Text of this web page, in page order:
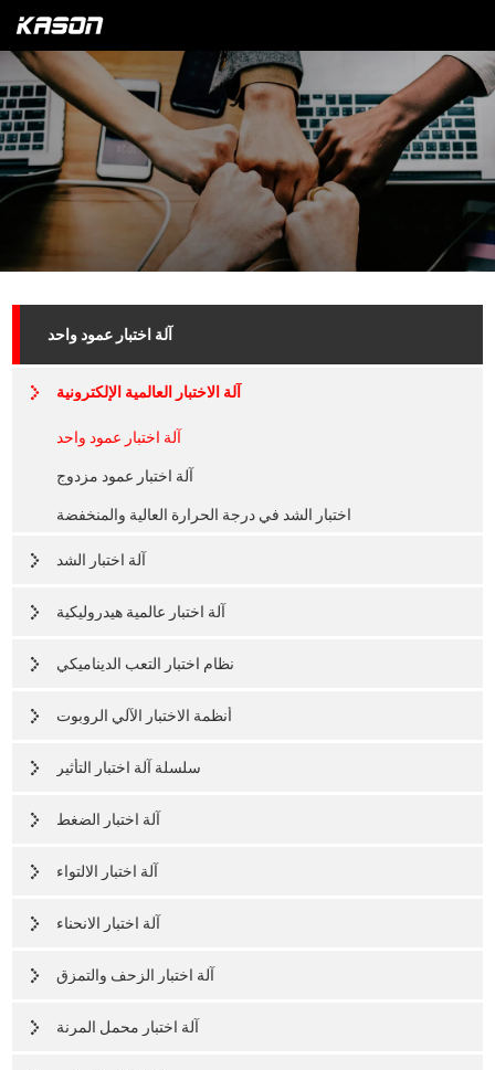
آلة اختبار عمود واحد
آلة الاختبار العالمية الإلكترونية
آلة اختبار عمود واحد
آلة اختبار عمود مزدوج
اختبار الشد في درجة الحرارة العالية والمنخفضة
آلة اختبار الشد
آلة اختبار عالمية هيدروليكية
نظام اختبار التعب الديناميكي
أنظمة الاختبار الآلي الروبوت
سلسلة آلة اختبار التأثير
آلة اختبار الضغط
آلة اختبار الالتواء
آلة اختبار الانحناء
آلة اختبار الزحف والتمزق
آلة اختبار محمل المرنة